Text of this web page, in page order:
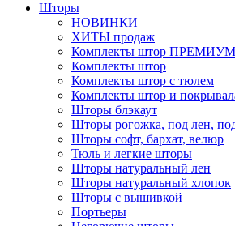
Шторы
НОВИНКИ
ХИТЫ продаж
Комплекты штор ПРЕМИУМ
Комплекты штор
Комплекты штор с тюлем
Комплекты штор и
Шторы блэкаут
Шторы рогожка, под лен,
Шторы софт, бархат, велюр
Тюль и легкие шторы
Шторы натуральный лен
Шторы натуральный хлопок
Шторы с вышивкой
Портьеры